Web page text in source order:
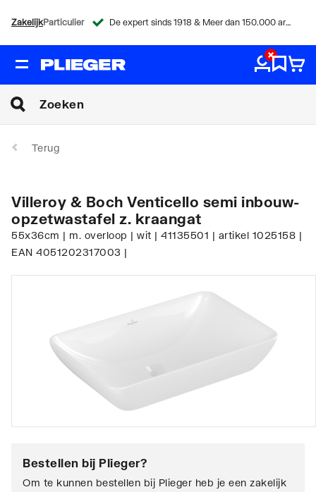
ZakelijkParticulier De expert sinds 1918 & Meer dan 150.000 artikelen
Terug
Villeroy & Boch Venticello semi inbouw-
opzetwastafel z. kraangat
55x36cm | m. overloop | wit | 41135501 | artikel 1025158 |
EAN 4051202317003 |
Bestellen bij Plieger?
Om te kunnen bestellen bij Plieger heb je een zakelijk